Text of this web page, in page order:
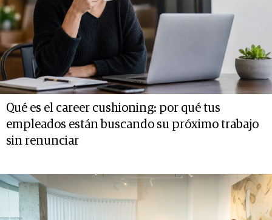
Qué es el career cushioning: por qué tus
empleados están buscando su próximo trabajo
sin renunciar